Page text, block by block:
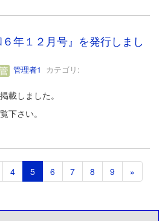
年１２月号』を発行しまし
管理者1 カテゴリ:
載しました。
下さい。
4 5 6 7 8 9 »